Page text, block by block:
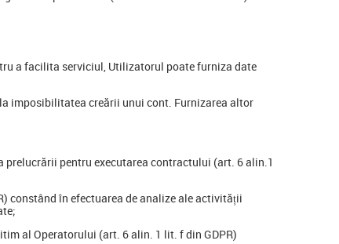
a facilita serviciul, Utilizatorul poate furniza date
imposibilitatea creării unui cont. Furnizarea altor
prelucrării pentru executarea contractului (art. 6 alin.1
constând în efectuarea de analize ale activității
al Operatorului (art. 6 alin. 1 lit. f din GDPR)